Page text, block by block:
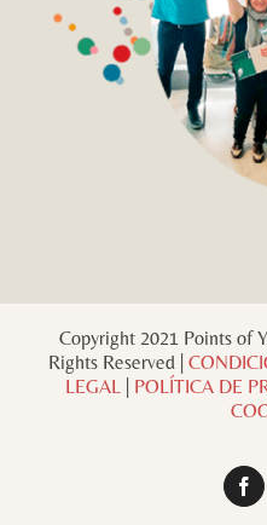
Copyright 2021 Points of
Rights Reserved |
LEGAL| POLÍTICA DE